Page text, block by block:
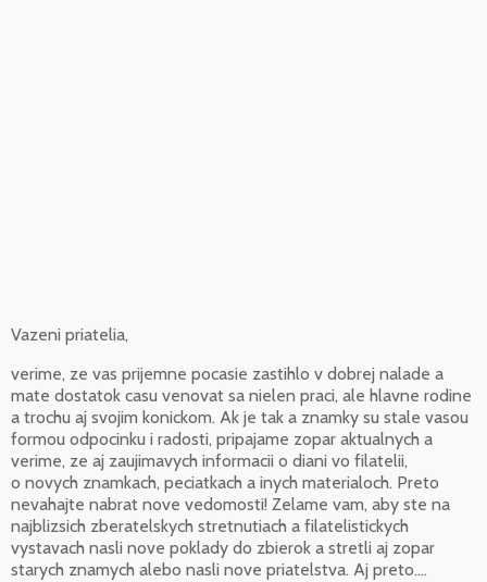
Vazeni priatelia,
verime, ze vas prijemne pocasie zastihlo v dobrej nalade a
mate dostatok casu venovat sa nielen praci, ale hlavne rodine
a trochu aj svojim konickom. Ak je tak a znamky su stale vasou
formou odpocinku i radosti, pripajame zopar aktualnych a
verime, ze aj zaujimavych informacii o diani vo filatelii,
o novych znamkach, peciatkach a inych materialoch. Preto
nevahajte nabrat nove vedomosti! Zelame vam, aby ste na
najblizsich zberatelskych stretnutiach a filatelistickych
vystavach nasli nove poklady do zbierok a stretli aj zopar
starych znamych alebo nasli nove priatelstva. Aj preto....